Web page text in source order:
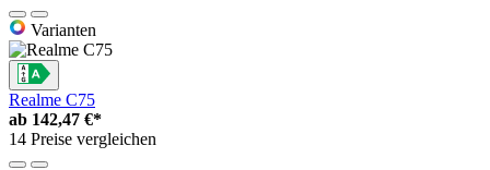
Varianten
Realme C75
ab 142,47 €*
14 Preise vergleichen